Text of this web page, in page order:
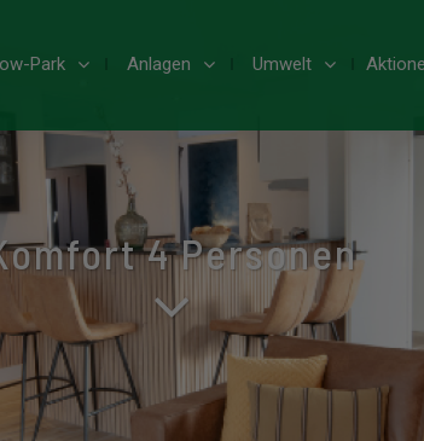
Park Anlagen Umwelt
4 Personen